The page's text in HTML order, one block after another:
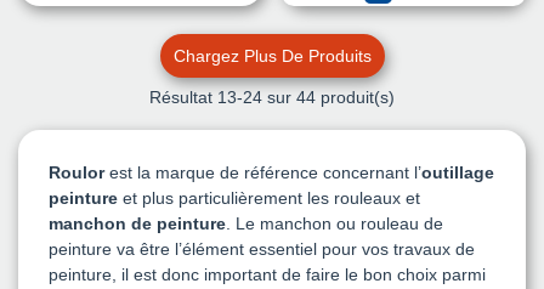
Chargez Plus De Produits
Résultat 13-24 sur 44 produit(s)
Roulorest la marque de référence concernant l’outillage
peinture et plus particulièrement les rouleaux et
manchon de peinture. Le manchon ou rouleau de
peinture va être l’élément essentiel pour vos travaux de
peinture, il est donc important de faire le bon choix parmi